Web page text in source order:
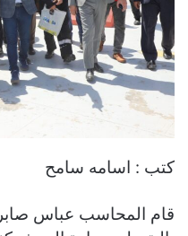
كتب : اسامه سامح
قام المحاسب عباس صابر